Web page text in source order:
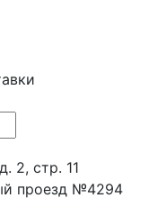
2, стр. 11
проезд №4294